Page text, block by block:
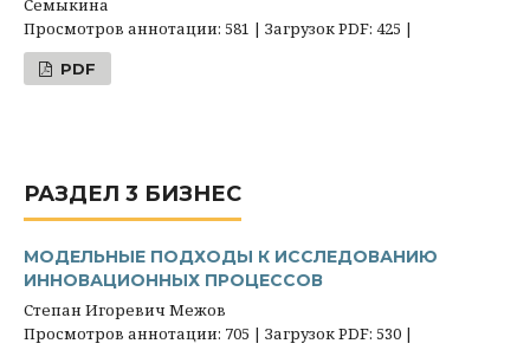
Семыкина
Просмотров аннотации: 581 | Загрузок PDF: 425 |
PDF
РАЗДЕЛ 3 БИЗНЕС
МОДЕЛЬНЫЕ ПОДХОДЫ К ИССЛЕДОВАНИЮ
ИННОВАЦИОННЫХ ПРОЦЕССОВ
Степан Игоревич Межов
Просмотров аннотации: 705 | Загрузок PDF: 530 |